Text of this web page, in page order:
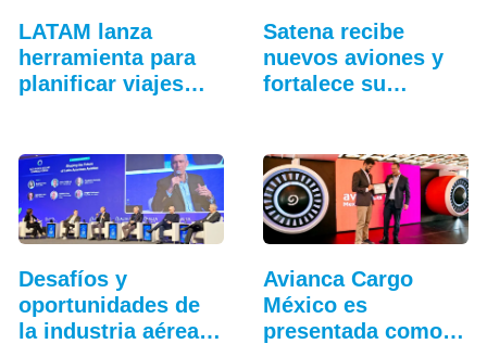
LATAM lanza
herramienta para
planificar viajes
Satena recibe
nuevos aviones y
fortalece su
Desafíos y
oportunidades de
la industria aérea
Avianca Cargo
México es
presentada como